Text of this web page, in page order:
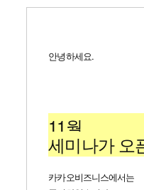
안녕하세요.
11월 카
세미나가 오
카카오비즈니스에서